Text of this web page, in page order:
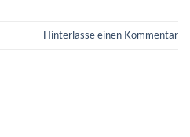
Hinterlasse einen Kommentar